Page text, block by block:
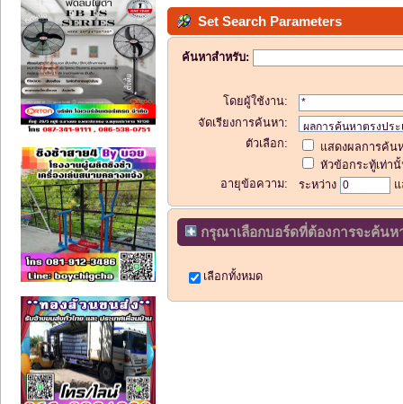
Set Search Parameters
ค้นหาสำหรับ:
โดยผู้ใช้งาน:
จัดเรียงการค้นหา:
ตัวเลือก:
แสดงผลการค้น
หัวข้อกระทู้เท่า
อายุข้อความ:
ระหว่าง
กรุณาเลือกบอร์ดที่ต้องการจะค้น
เลือกทั้งหมด